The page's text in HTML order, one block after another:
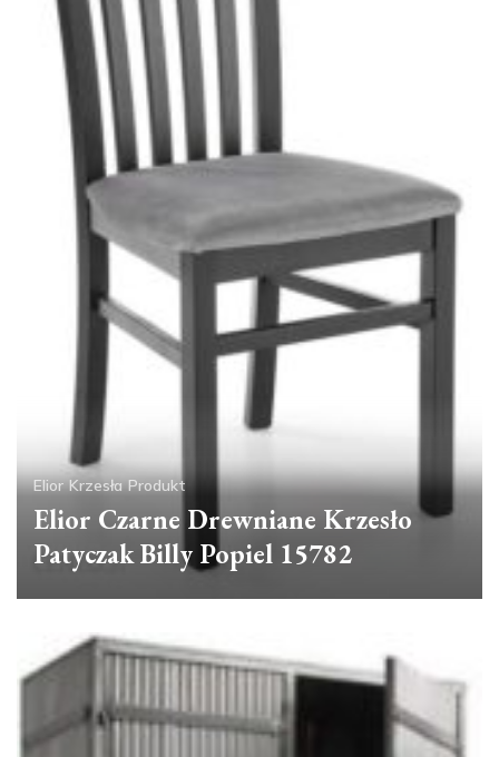
Elior Krzesła Produkt
Elior Czarne Drewniane Krzesło
Patyczak Billy Popiel 15782